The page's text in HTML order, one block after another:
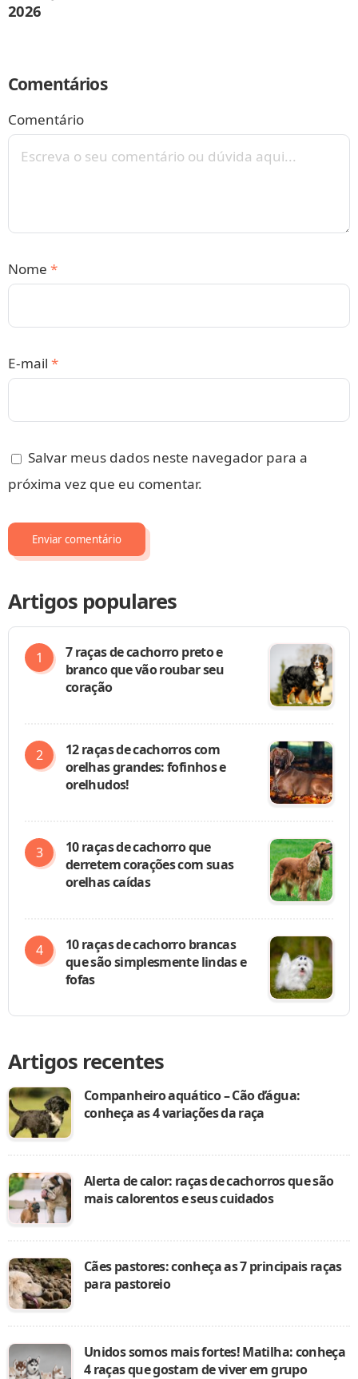
2026
Comentários
Comentário
Nome *
E-mail *
Salvar meus dados neste navegador para a
próxima vez que eu comentar.
Artigos populares
7 raças de cachorro preto e
branco que vão roubar seu
coração
12 raças de cachorros com
orelhas grandes: fofinhos e
orelhudos!
10 raças de cachorro que
derretem corações com suas
orelhas caídas
10 raças de cachorro brancas
que são simplesmente lindas e
fofas
Artigos recentes
Companheiro aquático – Cão d’água:
conheça as 4 variações da raça
Alerta de calor: raças de cachorros que são
mais calorentos e seus cuidados
Cães pastores: conheça as 7 principais raças
para pastoreio
Unidos somos mais fortes! Matilha: conheça
4 raças que gostam de viver em grupo